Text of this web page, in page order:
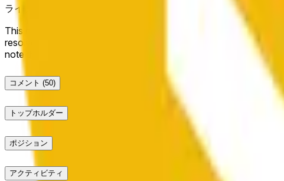
ライブデータは数秒遅れる場合があり、他の取引所の価格動向や
This market will resolve to "Up" if the BNB price at the end of the
resolve to "Down". The resolution source for this market is
note that this market is about the price according to Chainlink
コメント (50)
トップホルダー
ポジション
アクティビティ